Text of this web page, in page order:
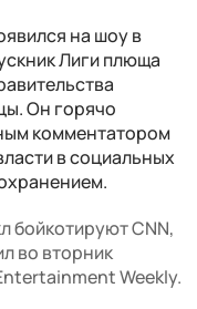
на шоу в
Лиги плюща
Он горячо
комментатором
в социальных
бойкотируют CNN,
во вторник
Weekly.